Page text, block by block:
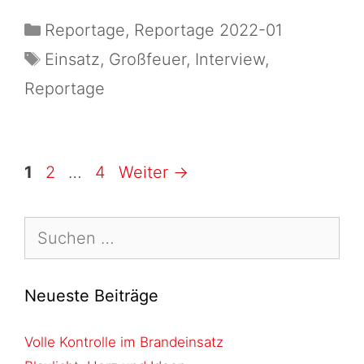
Reportage, Reportage 2022-01
Einsatz, Großfeuer, Interview,
Reportage
1 2 … 4 Weiter →
Neueste Beiträge
Volle Kontrolle im Brandeinsatz